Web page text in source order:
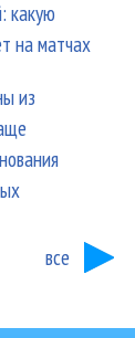
какую
на матчах
из
все